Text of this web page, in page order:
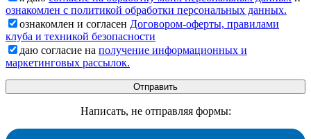
ознакомлен с политикой обработки персональных данных.
ознакомлен и согласен Договором-оферты, правилами
клуба и техникой безопасности
даю согласие на получение информационных и
маркетинговых рассылок.
Написать, не отправляя формы: